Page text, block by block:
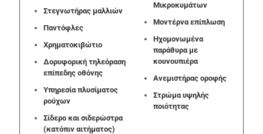
Στεγνωτήρας μαλλιών
Παντόφλες
Χρηματοκιβώτιο
Δορυφορική τηλεόραση
επίπεδης οθόνης
Υπηρεσία πλυσίματος
ρούχων
Σίδερο και σιδερώστρα
(κατόπιν αιτήματος)
Μικροκυμάτων
Μοντέρνα επίπλωση
Ηχομονωμένα
παράθυρα με
κουνουπιέρα
Ανεμιστήρας οροφής
Στρώμα υψηλής
ποιότητας